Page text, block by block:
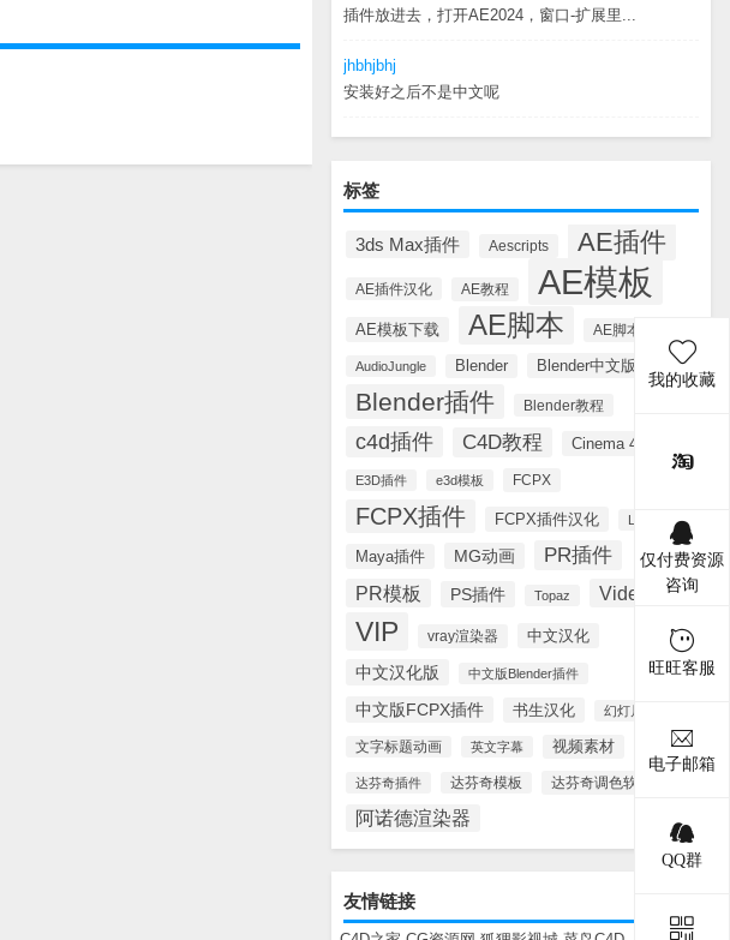
插件放进去，打开AE2024，窗口-扩展里...
jhbhjbhj
安装好之后不是中文呢
标签
3ds Max插件 Aescripts AE插件
AE插件汉化 AE教程 AE模板
AE模板下载 AE脚本 AE脚本汉化
AudioJungle Blender Blender中文版插件
Blender插件 Blender教程
c4d插件 C4D教程 Cinema 4D
E3D插件 e3d模板 FCPX
FCPX插件 FCPX插件汉化 Lynda
Maya插件 MG动画 PR插件
PR模板 PS插件 Topaz Videohive
VIP vray渲染器 中文汉化
中文汉化版 中文版Blender插件
中文版FCPX插件 书生汉化 幻灯片模板
文字标题动画 英文字幕 视频素材
达芬奇插件 达芬奇模板 达芬奇调色软件
阿诺德渲染器
友情链接
我的收藏
仅付费资源
咨询
旺旺客服
电子邮箱
QQ群